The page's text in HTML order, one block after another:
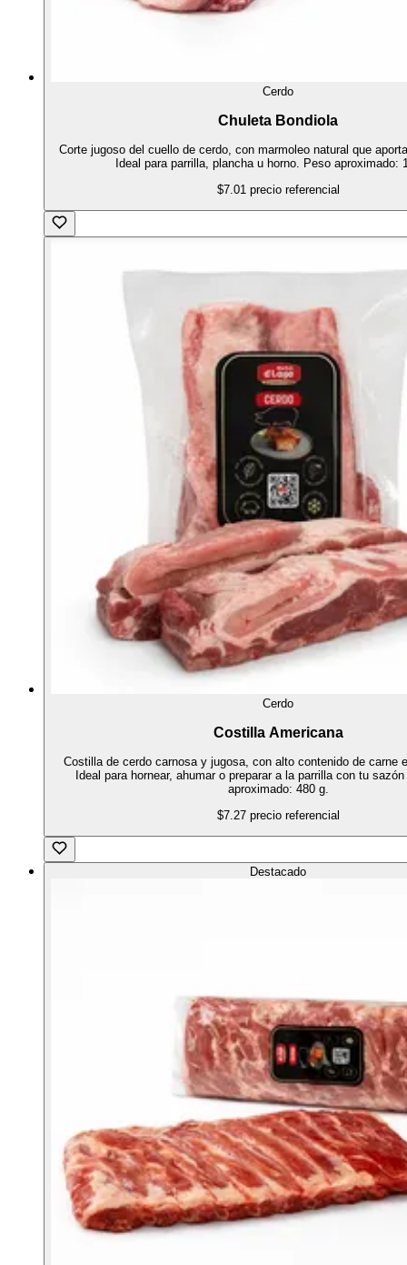
Cerdo
Chuleta Bondiola
Corte jugoso del cuello de cerdo, con marmoleo natural que
Ideal para parrilla, plancha u horno. Peso aproximado:
$7.01 precio referencial
Cerdo
Costilla Americana
Costilla de cerdo carnosa y jugosa, con alto contenido de carne
Ideal para hornear, ahumar o preparar a la parrilla con tu
aproximado: 480 g.
$7.27 precio referencial
Destacado